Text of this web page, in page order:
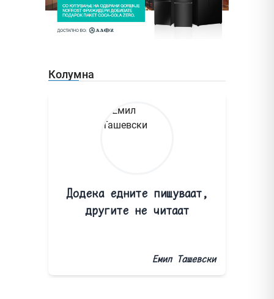
Колумна
Додека едните пишуваат,
другите не читаат
Емил Ташевски